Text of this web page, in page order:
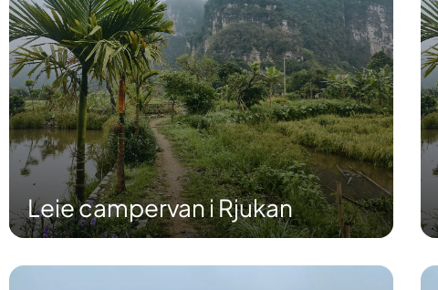
Leie campervan i Rjukan